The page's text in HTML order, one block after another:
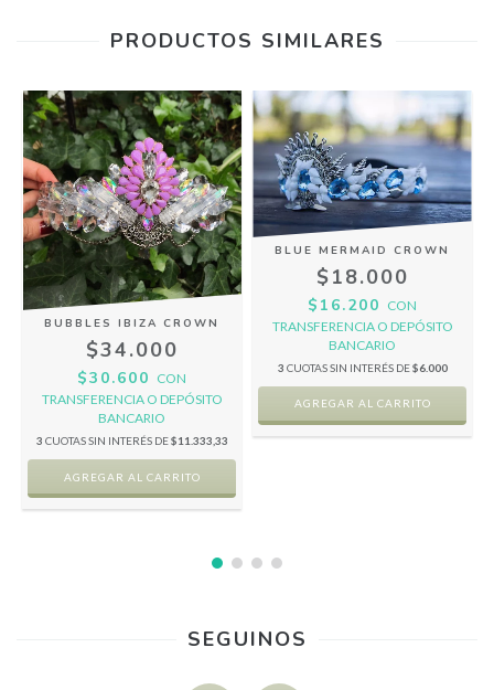
PRODUCTOS SIMILARES
BUBBLES IBIZA CROWN
$34.000
$30.600 CON
TRANSFERENCIA O DEPÓSITO
BANCARIO
3 CUOTAS SIN INTERÉS DE$11.333,33
BLUE MERMAID CROWN
$18.000
$16.200 CON
TRANSFERENCIA O DEPÓSITO
BANCARIO
3 CUOTAS SIN INTERÉS DE$6.000
SEGUINOS